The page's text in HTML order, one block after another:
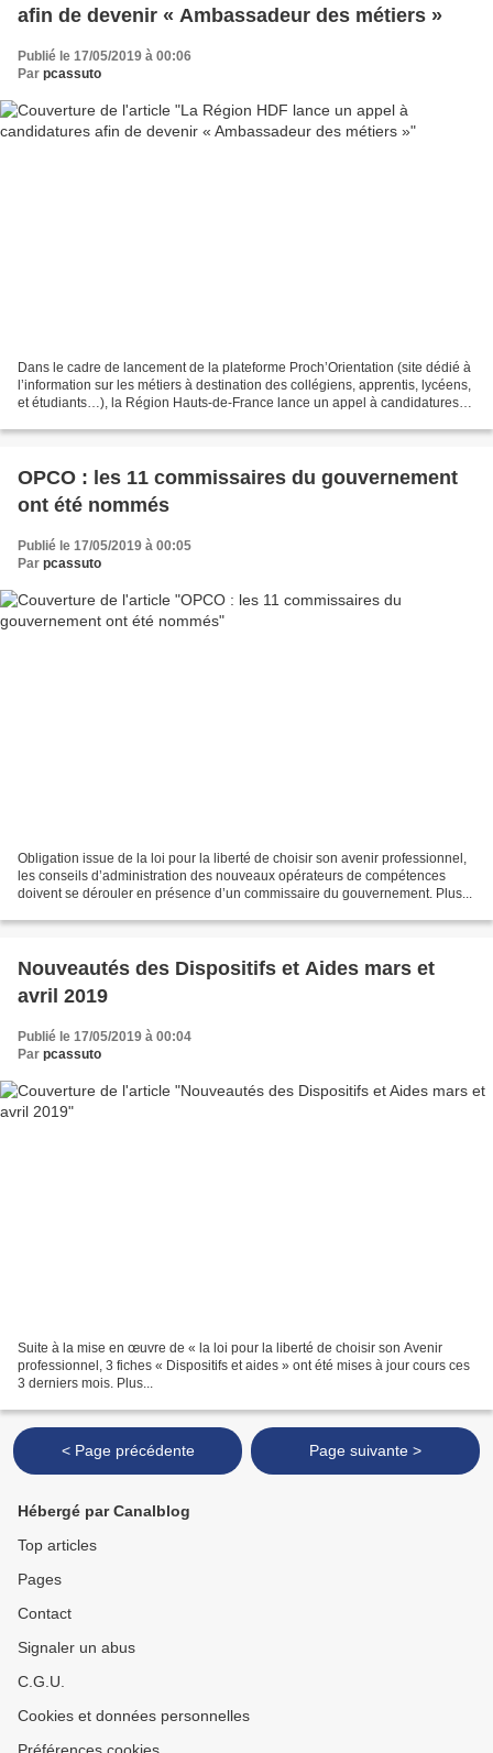
afin de devenir « Ambassadeur des métiers »
Publié le 17/05/2019 à 00:06
Par pcassuto
Dans le cadre de lancement de la plateforme Proch’Orientation (site dédié à
l’information sur les métiers à destination des collégiens, apprentis, lycéens,
et étudiants…), la Région Hauts-de-France lance un appel à candidatures
OPCO : les 11 commissaires du gouvernement
ont été nommés
Publié le 17/05/2019 à 00:05
Par pcassuto
Obligation issue de la loi pour la liberté de choisir son avenir professionnel,
les conseils d’administration des nouveaux opérateurs de compétences
doivent se dérouler en présence d’un commissaire du gouvernement. Plus...
Nouveautés des Dispositifs et Aides mars et
avril 2019
Publié le 17/05/2019 à 00:04
Par pcassuto
Suite à la mise en œuvre de « la loi pour la liberté de choisir son Avenir
professionnel, 3 fiches « Dispositifs et aides » ont été mises à jour cours ces
3 derniers mois. Plus...
< Page précédente Page suivante >
Hébergé par Canalblog
Top articles
Pages
Contact
Signaler un abus
C.G.U.
Cookies et données personnelles